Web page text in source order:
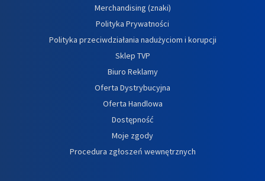
Merchandising (znaki)
Polityka Prywatności
Polityka przeciwdziałania nadużyciom i korupcji
Sklep TVP
Biuro Reklamy
Oferta Dystrybucyjna
Oferta Handlowa
Dostępność
Moje zgody
Procedura zgłoszeń wewnętrznych